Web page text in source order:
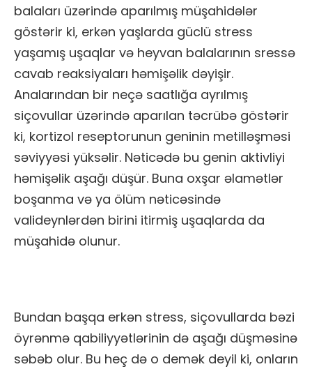
balaları üzərində aparılmış müşahidələr
göstərir ki, erkən yaşlarda güclü stress
yaşamış uşaqlar və heyvan balalarının sressə
cavab reaksiyaları həmişəlik dəyişir.
Analarından bir neçə saatlığa ayrılmış
siçovullar üzərində aparılan təcrübə göstərir
ki, kortizol reseptorunun geninin metilləşməsi
səviyyəsi yüksəlir. Nəticədə bu genin aktivliyi
həmişəlik aşağı düşür. Buna oxşar əlamətlər
boşanma və ya ölüm nəticəsində
valideynlərdən birini itirmiş uşaqlarda da
müşahidə olunur.
Bundan başqa erkən stress, siçovullarda bəzi
öyrənmə qabiliyyətlərinin də aşağı düşməsinə
səbəb olur. Bu heç də o demək deyil ki, onların